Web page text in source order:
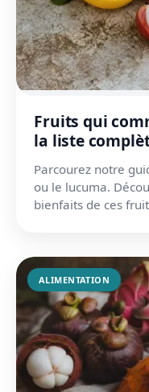
Fruits qui
la liste
Parcourez notre
ou le lucuma.
bienfaits de ces
ALIMENTATION